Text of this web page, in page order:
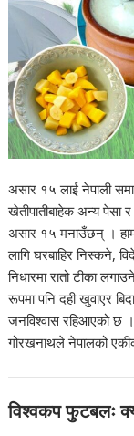
असार १५ लाई नेपाली
खेतीपातीबाहेक अन्य पेसा
असार १५ मनाउँछन् ।
लागि घरबाहिर निस्कने,
निधारमा रातो टीका
रूपमा पनि दही खुवाएर
जनविश्वास रहिआएको छ ।
गोरखनाथले नेपालको
विश्वकप फुटबलः